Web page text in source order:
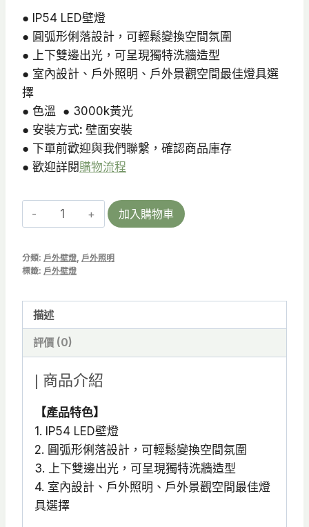
格：
NT$1,280。NT$1,080。
● IP54 LED壁燈
● 圓弧形俐落設計，可輕鬆變換空間氛圍
● 上下雙邊出光，可呈現獨特洗牆造型
● 室內設計、戶外照明、戶外景觀空間最佳燈具選
擇
● 色溫 ● 3000k黃光
● 安裝方式: 壁面安裝
● 下單前歡迎與我們聯繫，確認商品庫存
● 歡迎詳閱購物流程
BLADE
R
室
壁
燈/
戶
外
壁
6W
IP54
數
量
加入購物車
分類: 戶外壁燈, 戶外照明
標籤: 戶外壁燈
描述
評價 (0)
| 商品介紹
【產品特色】
1. IP54 LED壁燈
2. 圓弧形俐落設計，可輕鬆變換空間氛圍
3. 上下雙邊出光，可呈現獨特洗牆造型
4. 室內設計、戶外照明、戶外景觀空間最佳燈
具選擇